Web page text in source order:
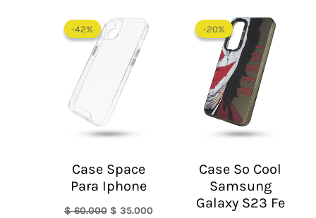
-42%
-42%
Case Space
Para Iphone
$60.000
precio
original
$ 60.000.
$ 35.000
-20%
-20%
Case So Cool
Samsung
Galaxy S23 Fe
precio
original
era:
$ 60.000.